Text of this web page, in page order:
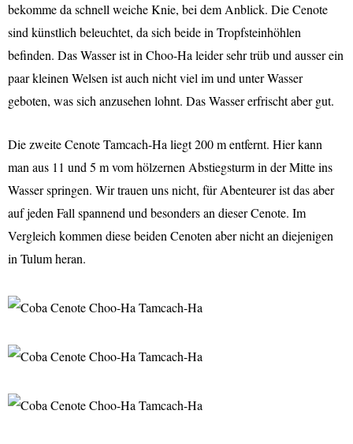
bekomme da schnell weiche Knie, bei dem Anblick. Die Cenote
sind künstlich beleuchtet, da sich beide in Tropfsteinhöhlen
befinden. Das Wasser ist in Choo-Ha leider sehr trüb und ausser ein
paar kleinen Welsen ist auch nicht viel im und unter Wasser
geboten, was sich anzusehen lohnt. Das Wasser erfrischt aber gut.
Die zweite Cenote Tamcach-Ha liegt 200 m entfernt. Hier kann
man aus 11 und 5 m vom hölzernen Abstiegsturm in der Mitte ins
Wasser springen. Wir trauen uns nicht, für Abenteurer ist das aber
auf jeden Fall spannend und besonders an dieser Cenote. Im
Vergleich kommen diese beiden Cenoten aber nicht an diejenigen
in Tulum heran.